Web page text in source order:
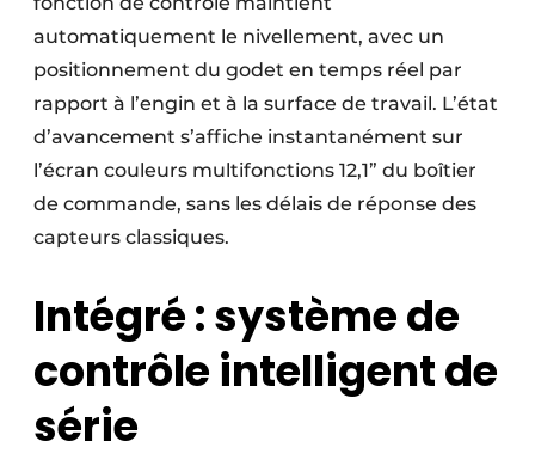
automatiquement le nivellement, avec un
positionnement du godet en temps réel par
rapport à l’engin et à la surface de travail. L’état
d’avancement s’affiche instantanément sur
l’écran couleurs multifonctions 12,1” du boîtier
de commande, sans les délais de réponse des
capteurs classiques.
Intégré : système de
contrôle intelligent de
série